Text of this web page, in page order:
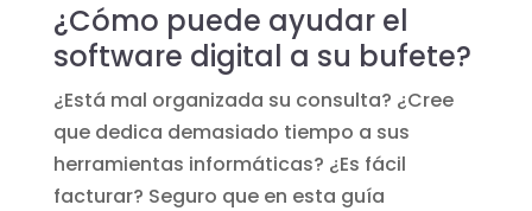
¿Cómo puede ayudar el
software digital a su bufete?
¿Está mal organizada su consulta? ¿Cree
que dedica demasiado tiempo a sus
herramientas informáticas? ¿Es fácil
facturar? Seguro que en esta guía